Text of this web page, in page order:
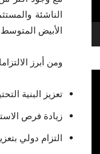
الناشئة
الأبيض
ومن أبرز
تعزيز البنية
زيادة فرص
التزام دولي